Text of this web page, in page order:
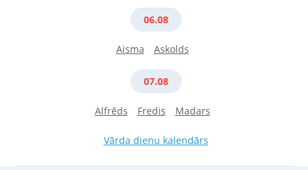
06.08
Aisma Askolds
07.08
Alfrēds Fredis Madars
Vārda dienu kalendārs